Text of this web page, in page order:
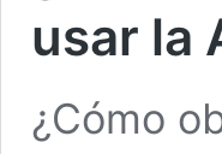
usar la
¿Cómo